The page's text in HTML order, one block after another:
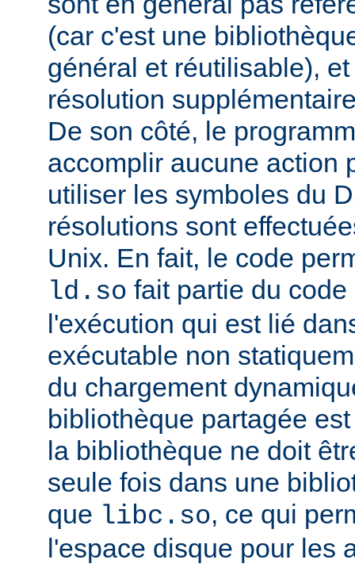
(car c'est une
général et réutilisable),
résolution
De son côté, le
accomplir aucune action
utiliser les symboles du
résolutions sont
Unix. En fait, le code
ld.so fait partie du
l'exécution qui est lié
exécutable non
du chargement
bibliothèque partagée
la bibliothèque ne doit
seule fois dans une
que libc.so, ce qui
l'espace disque pour les